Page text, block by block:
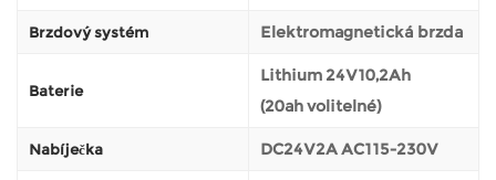
Brzdový systém Elektromagnetická brzda
Baterie
Lithium 24V10,2Ah
(20ah volitelné)
Nabíječka DC24V2A AC115-230V